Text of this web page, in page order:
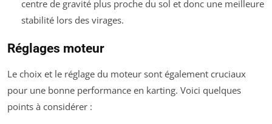
centre de gravité plus proche du sol et donc une meilleure
stabilité lors des virages.
Réglages moteur
Le choix et le réglage du moteur sont également cruciaux
pour une bonne performance en karting. Voici quelques
points à considérer :